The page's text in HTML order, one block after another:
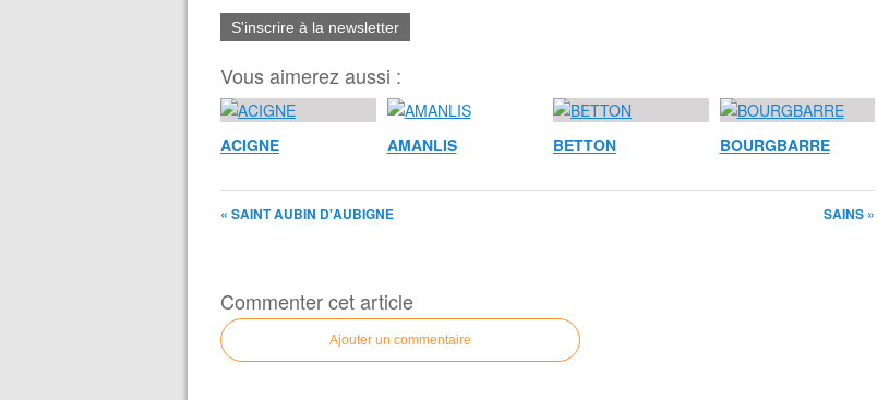
S'inscrire à la newsletter
Vous aimerez aussi :
ACIGNE AMANLIS BETTON BOURGBARRE
« SAINT AUBIN D'AUBIGNE SAINS »
Commenter cet article
Ajouter un commentaire